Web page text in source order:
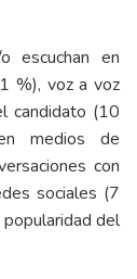
escuchan en
%), voz a voz
candidato (10
medios de
con
sociales (7
del